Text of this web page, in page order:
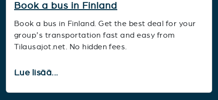
Book a bus in Finland
Book a bus in Finland. Get the best deal for your
group’s transportation fast and easy from
Tilausajot.net. No hidden fees.
Lue lisää...